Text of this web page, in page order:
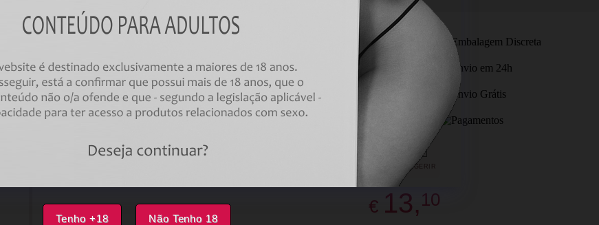
Tenho +18 Não Tenho 18
LUBRIFICANTE À BASE DE ÁGUA SKYN - NATURALLY
ENDLESS 80 ML
Código:00032072
SUGERIR
€ 13, 10